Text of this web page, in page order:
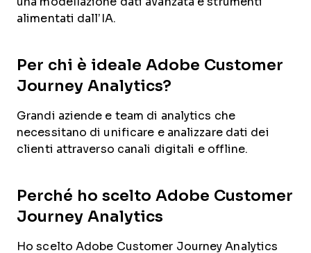
alimentati dall’IA.
Per chi è ideale Adobe Customer
Journey Analytics?
Grandi aziende e team di analytics che
necessitano di unificare e analizzare dati dei
clienti attraverso canali digitali e offline.
Perché ho scelto Adobe Customer
Journey Analytics
Ho scelto Adobe Customer Journey Analytics